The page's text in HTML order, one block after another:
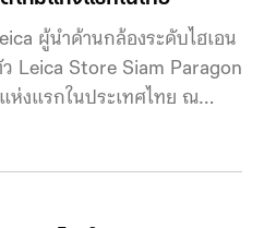
ผู้นำด้านกล้องระดับไฮเอน
Leica Store Siam Paragon
ห่งแรกในประเทศไทย ณ
ล ภายในพื้นที่ที่ถูกออกแบบ